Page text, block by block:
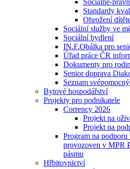
Sociálně-
Standardy
Ohrožení
Sociální služby ve
Sociální bydlení
IN.F.Obálka pro
Úřad práce ČR
Dokumenty pro
Senior doprava
Seznam
Bytové hospodářství
Projekty pro podnikatele
Corrency 2026
Projekt na
Projekt na
Program na
provozoven v MPR
pásmu
Hřbitovnictví